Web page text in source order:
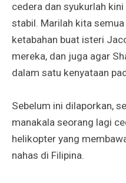
cedera dan syukurlah
stabil. Marilah kita
ketabahan buat isteri
mereka, dan juga agar
dalam satu kenyataan
Sebelum ini dilaporkan,
manakala seorang lagi
helikopter yang
nahas di Filipina.